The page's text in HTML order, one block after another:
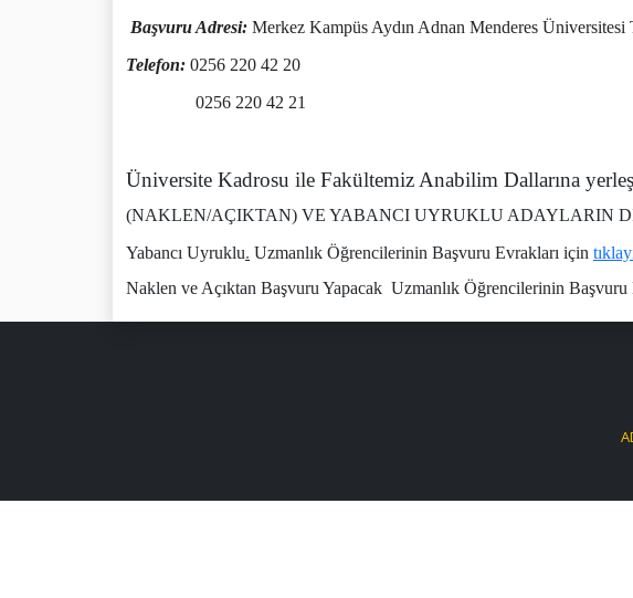
Başvuru Adresi: Merkez Kampüs Aydın Adnan Menderes
Telefon: 0256 220 42 20
0256 220 42 21
Üniversite Kadrosu ile Fakültemiz Anabilim Dallarına
(NAKLEN/AÇIKTAN) VE YABANCI UYRUKLU ADAYLARIN
Yabancı Uyruklu. Uzmanlık Öğrencilerinin Başvuru Evrakları için
Naklen ve Açıktan Başvuru Yapacak Uzmanlık Öğrencilerinin Başvuru